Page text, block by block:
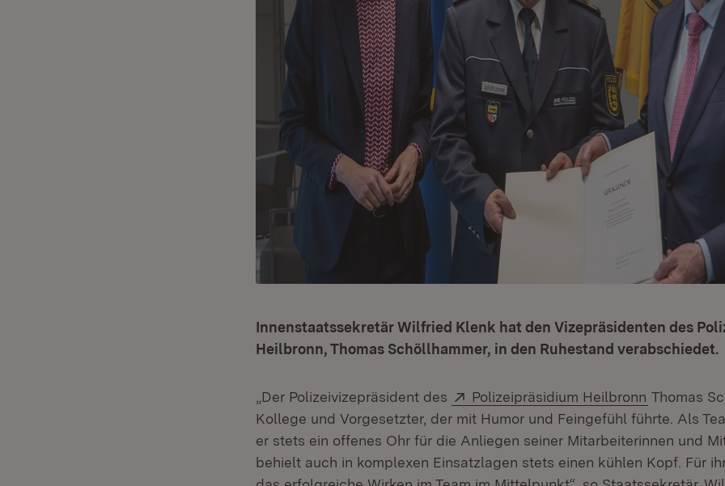
Innenstaatssekretär Wilfried Klenk hat den Vizepräsidenten des
Heilbronn, Thomas Schöllhammer, in den Ruhestand verabschiedet.
„Der Polizeivizepräsident des Extern:
Polizeipräsidium Heilbronn (Öffnet in
Thomas
Kollege und Vorgesetzter, der mit Humor und Feingefühl führte. Als
er stets ein offenes Ohr für die Anliegen seiner Mitarbeiterinnen und
behielt auch in komplexen Einsatzlagen stets einen kühlen Kopf. Für